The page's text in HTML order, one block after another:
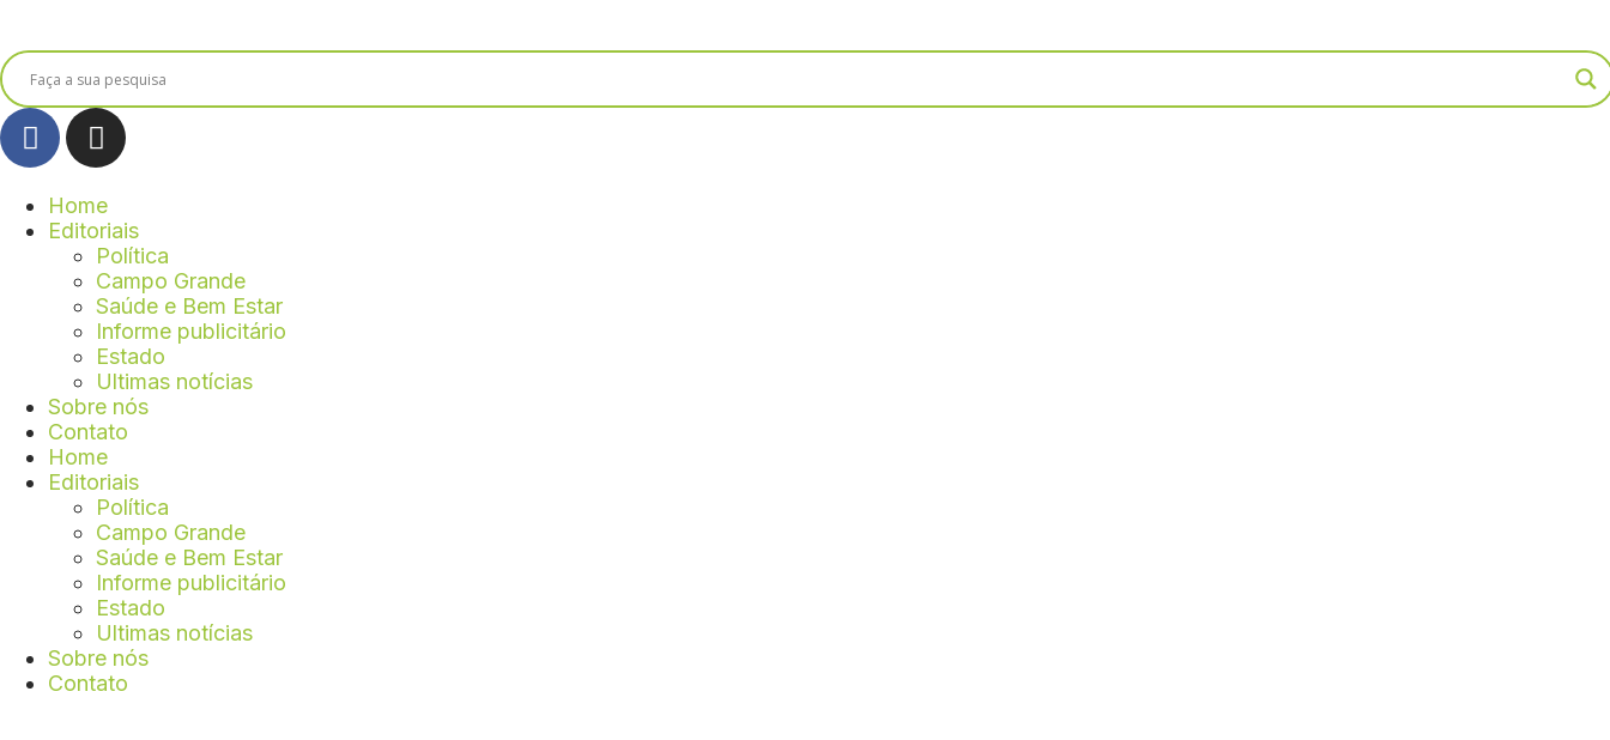
Home
Editoriais
Política
Campo Grande
Saúde e Bem Estar
Informe publicitário
Estado
Ultimas notícias
Sobre nós
Contato
Home
Editoriais
Política
Campo Grande
Saúde e Bem Estar
Informe publicitário
Estado
Ultimas notícias
Sobre nós
Contato